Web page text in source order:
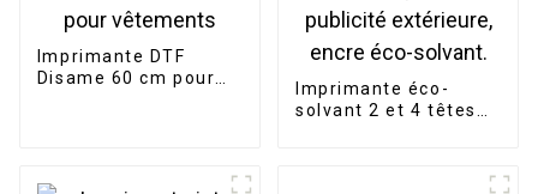
Imprimante DTF
Disame 60 cm pour
pour vêtements
Imprimante éco-
solvant 2 et 4 têtes